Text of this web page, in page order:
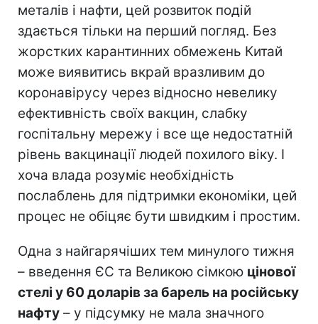
металів і нафти, цей розвиток подій
здається тільки на перший погляд. Без
жорстких карантинних обмежень Китай
може виявитись вкрай вразливим до
коронавірусу через відносно невелику
ефективність своїх вакцин, слабку
госпітальну мережу і все ще недостатній
рівень вакцинації людей похилого віку. І
хоча влада розуміє необхідність
послаблень для підтримки економіки, цей
процес не обіцяє бути швидким і простим.
Одна з найгарячіших тем минулого тижня
– введення ЄС та Великою сімкою цінової
стелі у 60 доларів за барель на російську
нафту – у підсумку не мала значного